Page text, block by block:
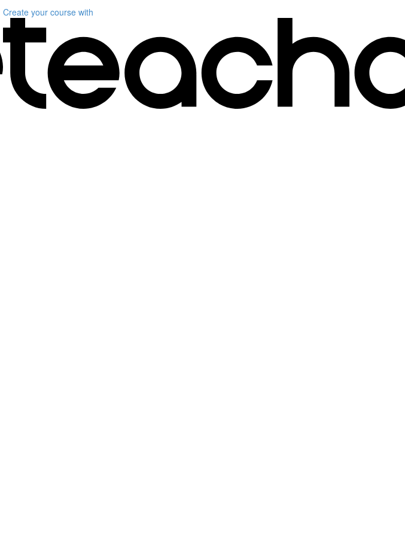
Create your course with